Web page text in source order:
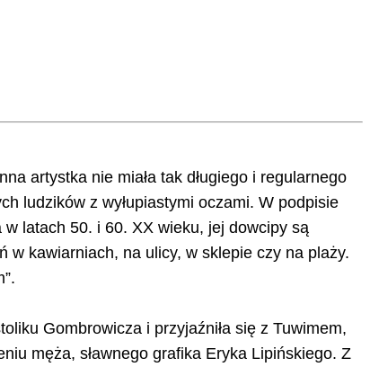
artystka nie miała tak długiego i regularnego
ludzików z wyłupiastymi oczami. W podpisie
latach 50. i 60. XX wieku, jej dowcipy są
w kawiarniach, na ulicy, w sklepie czy na plaży.
Gombrowicza i przyjaźniła się z Tuwimem,
męża, sławnego grafika Eryka Lipińskiego. Z